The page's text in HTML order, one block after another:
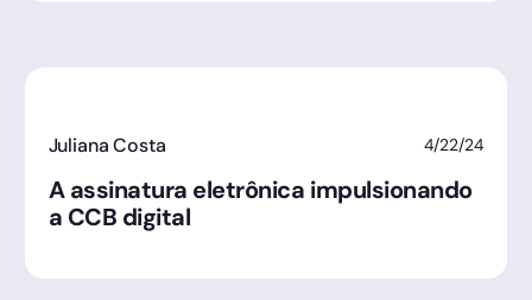
Juliana Costa 4/22/24
A assinatura eletrônica impulsionando
a CCB digital